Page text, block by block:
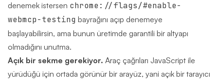
denemek istersen chrome://flags/#enable-
webmcp-testing bayrağını açıp denemeye
başlayabilirsin, ama bunun üretimde garantili bir altyapı
olmadığını unutma.
Açık bir sekme gerekiyor. Araç çağrıları JavaScript ile
yürüdüğü için ortada görünür bir arayüz, yani açık bir tarayıcı